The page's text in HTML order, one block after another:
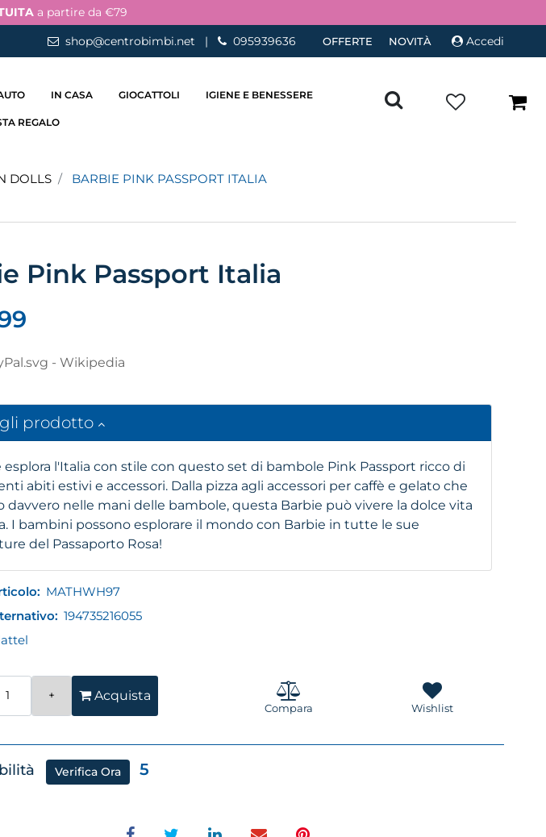
a partire da €79
shop@centrobimbi.net | 095939636 OFFERTE NOVITÀ Accedi
IN CASA GIOCATTOLI IGIENE E BENESSERE
REGALO
DOLLS BARBIE PINK PASSPORT ITALIA
Pink Passport Italia
prodotto
esplora l'Italia con stile con questo set di bambole Pink Passport ricco di
abiti estivi e accessori. Dalla pizza agli accessori per caffè e gelato che
davvero nelle mani delle bambole, questa Barbie può vivere la dolce vita
I bambini possono esplorare il mondo con Barbie in tutte le sue
del Passaporto Rosa!
MATHWH97
194735216055
Acquista
Compara Wishlist
Verifica Ora 5